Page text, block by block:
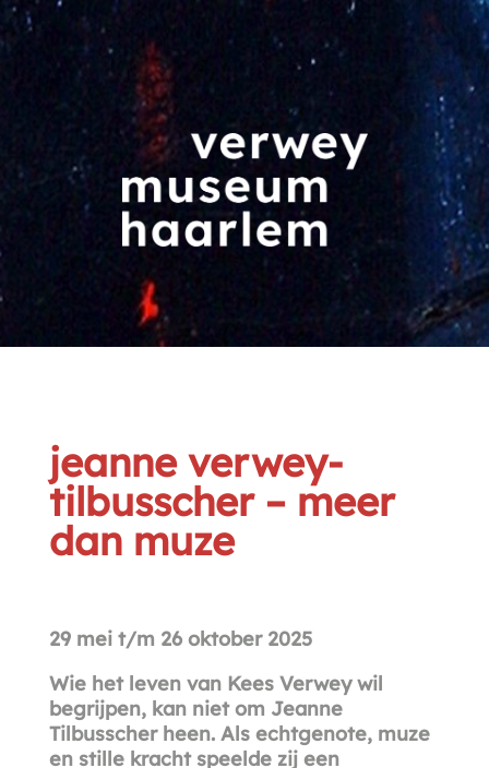
jeanne verwey-
tilbusscher – meer
dan muze
29 mei t/m 26 oktober 2025
Wie het leven van Kees Verwey wil
begrijpen, kan niet om Jeanne
Tilbusscher heen. Als echtgenote, muze
en stille kracht speelde zij een